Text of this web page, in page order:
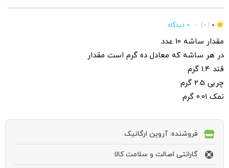
0
(0)
• 0 دیدگاه
مقدار ساشه 10 عدد
در هر ساشه که معادل ده گرم است مقدار
قند 1.4 گرم
چربی 2.5 گرم
نمک 0.01 گرم
فروشنده: آروین ارگانیک
گارانتی اصالت و سلامت کالا